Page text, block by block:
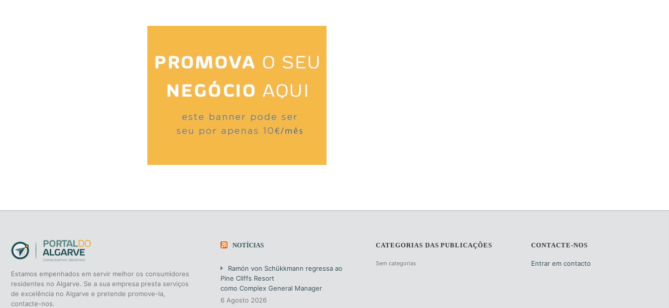
Estamos empenhados em servir melhor os consumidores
residentes no Algarve. Se a sua empresa presta serviços
de excelência no Algarve e pretende promove-la,
contacte-nos.
NOTÍCIAS
Ramón von Schükkmann regressa ao
Pine Cliffs Resort
como Complex General Manager
6 Agosto 2026
CATEGORIAS DAS PUBLICAÇÕES
Sem categorias
CONTACTE-NOS
Entrar em contacto